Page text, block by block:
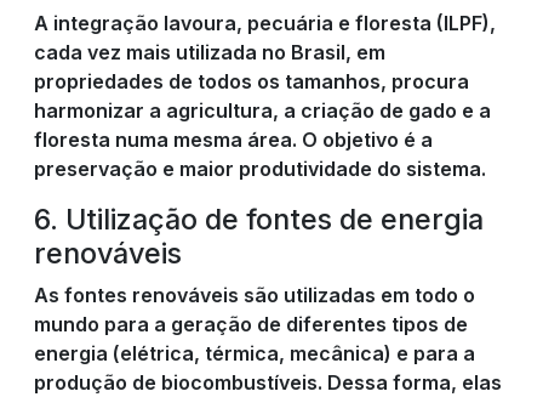
A integração lavoura, pecuária e floresta (ILPF),
cada vez mais utilizada no Brasil, em
propriedades de todos os tamanhos, procura
harmonizar a agricultura, a criação de gado e a
floresta numa mesma área. O objetivo é a
preservação e maior produtividade do sistema.
6. Utilização de fontes de energia
renováveis
As fontes renováveis são utilizadas em todo o
mundo para a geração de diferentes tipos de
energia (elétrica, térmica, mecânica) e para a
produção de biocombustíveis. Dessa forma, elas